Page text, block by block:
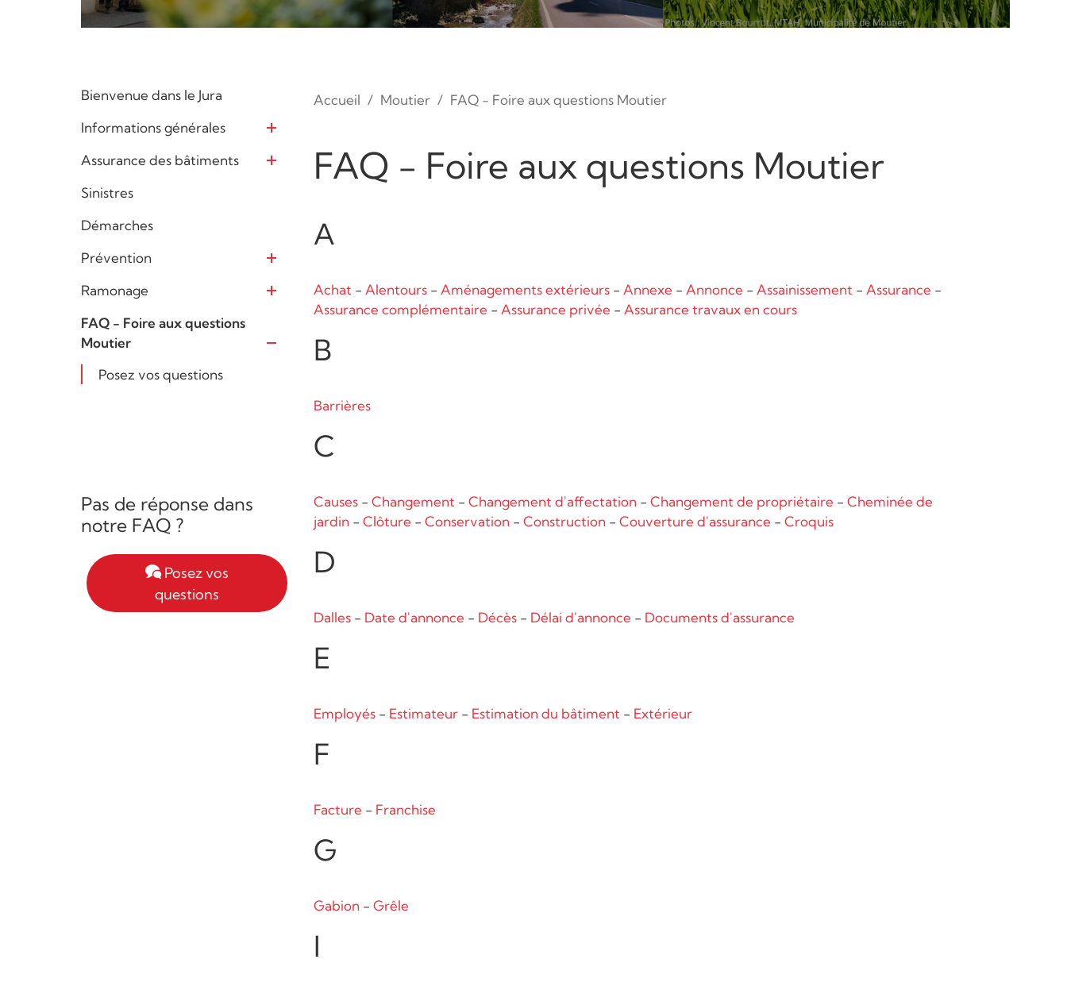
Bienvenue dans le Jura
Informations générales
Ouvrir
Assurance des bâtiments
Ouvrir
Sinistres
Démarches
Prévention
Ouvrir
Ramonage
Ouvrir
FAQ - Foire aux questions
Moutier
Ouvrir
Posez vos questions
Pas de réponse dans
notre FAQ ?
Posez vos
questions
Accueil Moutier FAQ - Foire aux questions Moutier
FAQ - Foire aux questions Moutier
A
Achat - Alentours- Aménagements extérieurs- Annexe - Annonce - Assainissement - Assurance -
Assurance complémentaire - Assurance privée - Assurance travaux en cours
B
Barrières
C
Causes- Changement - Changement d'affectation - Changement de propriétaire - Cheminée de
jardin - Clôture - Conservation - Construction - Couverture d'assurance - Croquis
D
Dalles- Date d'annonce - Décès - Délai d'annonce - Documents d'assurance
E
Employés - Estimateur - Estimation du bâtiment - Extérieur
F
Facture - Franchise
G
Gabion - Grêle
I